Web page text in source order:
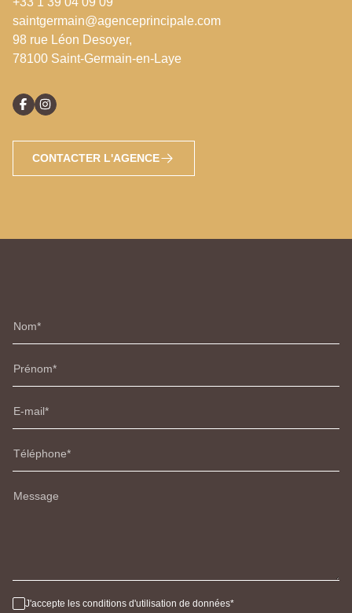
saintgermain@agenceprincipale.com
98 rue Léon Desoyer,
78100 Saint-Germain-en-Laye
CONTACTER L'AGENCE
Nom
Prénom
E-mail
Téléphone
Message
J'accepte les conditions d'utilisation de données